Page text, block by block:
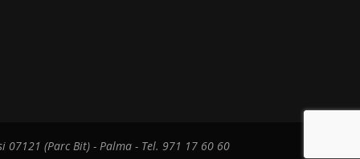
07121 (Parc Bit) - Palma - Tel. 971 17 60 60